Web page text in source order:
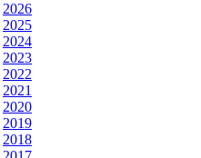
2026
2025
2024
2023
2022
2021
2020
2019
2018